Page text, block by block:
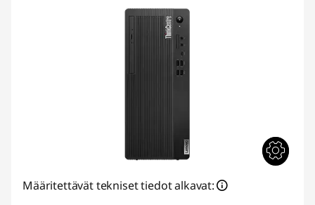
Määritettävät tekniset tiedot alkavat: